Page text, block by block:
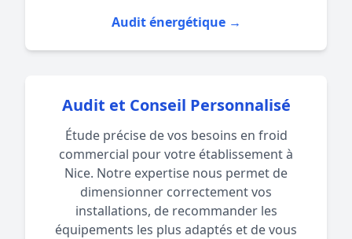
Audit énergétique →
Audit et Conseil Personnalisé
Étude précise de vos besoins en froid
commercial pour votre établissement à
Nice. Notre expertise nous permet de
dimensionner correctement vos
installations, de recommander les
équipements les plus adaptés et de vous